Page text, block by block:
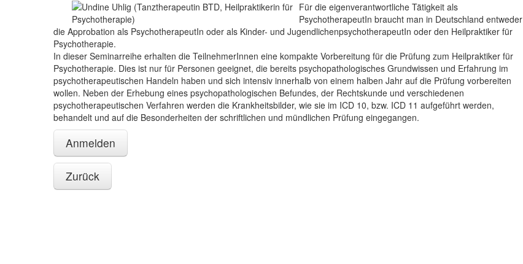
Für die eigenverantwortliche Tätigkeit als
PsychotherapeutIn braucht man in Deutschland entweder
die Approbation als PsychotherapeutIn oder als Kinder- und JugendlichenpsychotherapeutIn oder den Heilpraktiker für
Psychotherapie.
In dieser Seminarreihe erhalten die TeilnehmerInnen eine kompakte Vorbereitung für die Prüfung zum Heilpraktiker für
Psychotherapie. Dies ist nur für Personen geeignet, die bereits psychopathologisches Grundwissen und Erfahrung im
psychotherapeutischen Handeln haben und sich intensiv innerhalb von einem halben Jahr auf die Prüfung vorbereiten
wollen. Neben der Erhebung eines psychopathologischen Befundes, der Rechtskunde und verschiedenen
psychotherapeutischen Verfahren werden die Krankheitsbilder, wie sie im ICD 10, bzw. ICD 11 aufgeführt werden,
behandelt und auf die Besonderheiten der schriftlichen und mündlichen Prüfung eingegangen.
Anmelden
Zurück